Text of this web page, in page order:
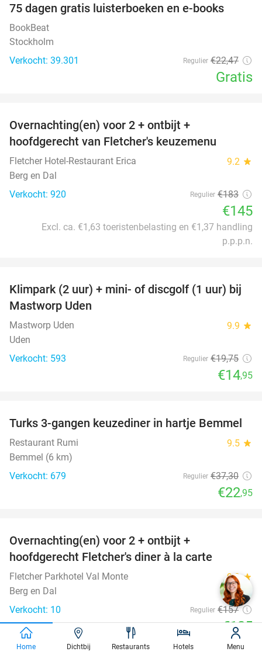
75 dagen gratis luisterboeken en e-books
BookBeat
Stockholm
Verkocht: 39.301
Regulier €22,47
Gratis
Overnachting(en) voor 2 + ontbijt +
hoofdgerecht van Fletcher's keuzemenu
Fletcher Hotel-Restaurant Erica 9.2 star
Berg en Dal
Verkocht: 920
Regulier €183
€145
Excl. ca. €1,63 toeristenbelasting en €1,37 handling
p.p.p.n.
24%
Klimpark (2 uur) + mini- of discgolf (1 uur) bij
Mastworp Uden
Mastworp Uden 9.9 star
Uden
Verkocht: 593
Regulier €19,75
€14,95
38%
Turks 3-gangen keuzediner in hartje Bemmel
Restaurant Rumi 9.5 star
Bemmel (6 km)
Verkocht: 679
Regulier €37,30
€22,95
Overnachting(en) voor 2 + ontbijt +
hoofdgerecht Fletcher's diner à la carte
Fletcher Parkhotel Val Monte 9.2 star
Berg en Dal
Verkocht: 10
Regulier €157
€125
Excl. ca. €3 p.p.p.n. toeristenbelasting
Home Dichtbij Restaurants Hotels Menu